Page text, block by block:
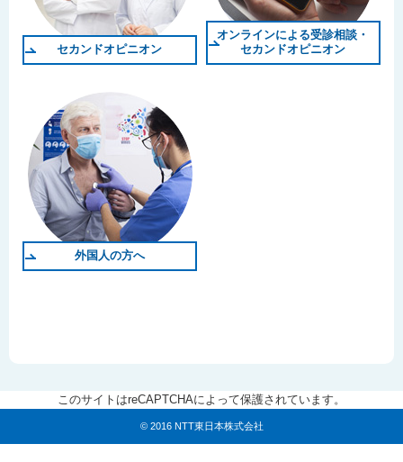
セカンドオピニオン
オンラインによる受診相談・
セカンドオピニオン
外国人の方へ
このサイトはreCAPTCHAによって保護されています。
© 2016 NTT東日本株式会社